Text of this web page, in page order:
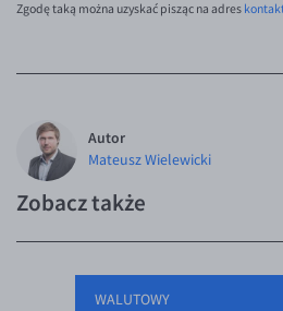
EUR/NZD
EUR/ZAR
GBP/USD
Zgodę taką można uzyskać pisząc na adres
Autor
Mateusz Wielewicki
Zobacz także
WALUTOWY